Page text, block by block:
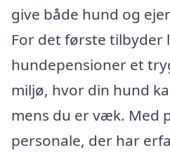
give både hund og
For det første tilbyder
hundepensioner et
miljø, hvor din hund
mens du er væk. Med
personale, der har